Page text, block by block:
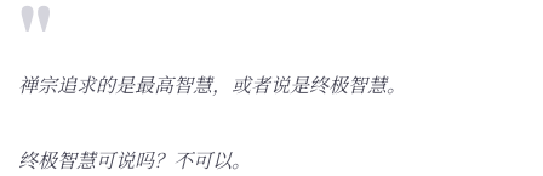
禅宗追求的是最高智慧，或者说是终极智慧。
终极智慧可说吗？不可以。